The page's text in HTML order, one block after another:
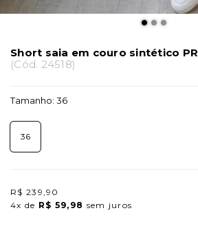
Short saia em couro sintético
(Cód. 24518)
Tamanho: 36
36
R$ 239,90
4x de R$ 59,98 sem juros